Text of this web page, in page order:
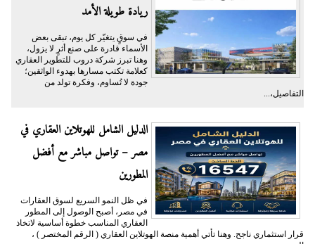
ريادة طويلة الأمد
في سوقٍ يتغيّر كل يوم، تبقى بعض
الأسماء قادرة على صنع أثرٍ لا يزول،
وهنا تبرز شركة دروب للتطوير العقاري
كعلامة تكتب مسارها بهدوء الواثقين؛
جودة لا تُساوم، وفكرة تولد من
التفاصيل،...
الدليل الشامل للهوتلاين العقاري في
مصر – تواصل مباشر مع أفضل
المطورين
في ظل النمو السريع لسوق العقارات
في مصر، أصبح الوصول إلى المطور
العقاري المناسب خطوة أساسية لاتخاذ
قرار استثماري ناجح. وهنا تأتي أهمية منصة الهوتلاين العقاري ( الرقم المختصر ) ،